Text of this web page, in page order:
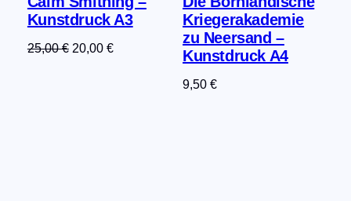
Kunstdruck A3
25,00€ Ursprünglicher
20,00 €Aktueller
Kriegerakademie
zu Neersand –
Kunstdruck A4
9,50€